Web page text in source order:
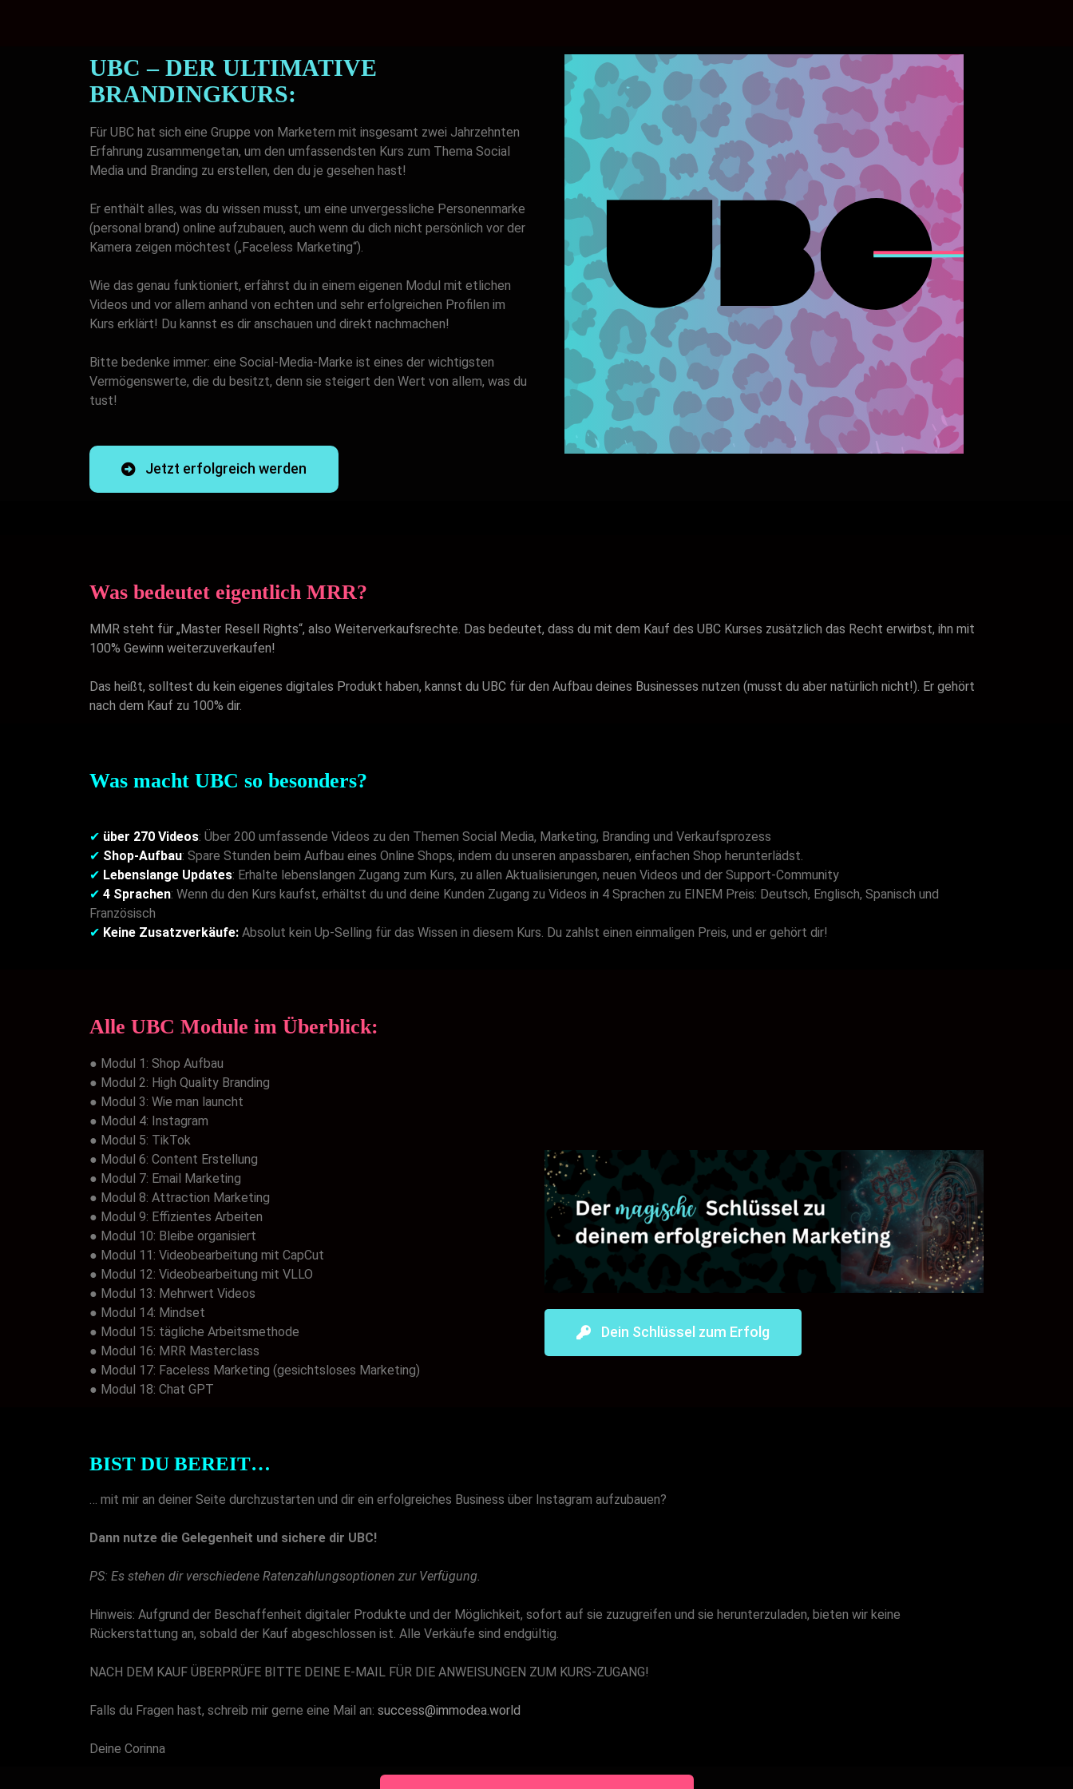
UBC – DER ULTIMATIVE
BRANDINGKURS:
Für UBC hat sich eine Gruppe von Marketern mit insgesamt zwei Jahrzehnten
Erfahrung zusammengetan, um den umfassendsten Kurs zum Thema Social
Media und Branding zu erstellen, den du je gesehen hast!
Er enthält alles, was du wissen musst, um eine unvergessliche Personenmarke
(personal brand) online aufzubauen, auch wenn du dich nicht persönlich vor der
Kamera zeigen möchtest („Faceless Marketing“).
Wie das genau funktioniert, erfährst du in einem eigenen Modul mit etlichen
Videos und vor allem anhand von echten und sehr erfolgreichen Profilen im
Kurs erklärt! Du kannst es dir anschauen und direkt nachmachen!
Bitte bedenke immer: eine Social-Media-Marke ist eines der wichtigsten
Vermögenswerte, die du besitzt, denn sie steigert den Wert von allem, was du
tust!
Jetzt erfolgreich werden
Was bedeutet eigentlich MRR?
MMR steht für „Master Resell Rights“, also Weiterverkaufsrechte. Das bedeutet, dass du mit dem Kauf des UBC Kurses zusätzlich das Recht erwirbst, ihn mit
100% Gewinn weiterzuverkaufen!
Das heißt, solltest du kein eigenes digitales Produkt haben, kannst du UBC für den Aufbau deines Businesses nutzen (musst du aber natürlich nicht!). Er gehört
nach dem Kauf zu 100% dir.
Was macht UBC so besonders?
✔ über 270 Videos: Über 200 umfassende Videos zu den Themen Social Media, Marketing, Branding und Verkaufsprozess
✔ Shop-Aufbau: Spare Stunden beim Aufbau eines Online Shops, indem du unseren anpassbaren, einfachen Shop herunterlädst.
✔ Lebenslange Updates: Erhalte lebenslangen Zugang zum Kurs, zu allen Aktualisierungen, neuen Videos und der Support-Community
✔ 4 Sprachen: Wenn du den Kurs kaufst, erhältst du und deine Kunden Zugang zu Videos in 4 Sprachen zu EINEM Preis: Deutsch, Englisch, Spanisch und
Französisch
✔ Keine Zusatzverkäufe: Absolut kein Up-Selling für das Wissen in diesem Kurs. Du zahlst einen einmaligen Preis, und er gehört dir!
Alle UBC Module im Überblick:
● Modul 1: Shop Aufbau
● Modul 2: High Quality Branding
● Modul 3: Wie man launcht
● Modul 4: Instagram
● Modul 5: TikTok
● Modul 6: Content Erstellung
● Modul 7: Email Marketing
● Modul 8: Attraction Marketing
● Modul 9: Effizientes Arbeiten
● Modul 10: Bleibe organisiert
● Modul 11: Videobearbeitung mit CapCut
● Modul 12: Videobearbeitung mit VLLO
● Modul 13: Mehrwert Videos
● Modul 14: Mindset
● Modul 15: tägliche Arbeitsmethode
● Modul 16: MRR Masterclass
● Modul 17: Faceless Marketing (gesichtsloses Marketing)
● Modul 18: Chat GPT
Dein Schlüssel zum Erfolg
BIST DU BEREIT…
… mit mir an deiner Seite durchzustarten und dir ein erfolgreiches Business über Instagram aufzubauen?
Dann nutze die Gelegenheit und sichere dir UBC!
PS: Es stehen dir verschiedene Ratenzahlungsoptionen zur Verfügung.
Hinweis: Aufgrund der Beschaffenheit digitaler Produkte und der Möglichkeit, sofort auf sie zuzugreifen und sie herunterzuladen, bieten wir keine
Rückerstattung an, sobald der Kauf abgeschlossen ist. Alle Verkäufe sind endgültig.
NACH DEM KAUF ÜBERPRÜFE BITTE DEINE E-MAIL FÜR DIE ANWEISUNGEN ZUM KURS-ZUGANG!
Falls du Fragen hast, schreib mir gerne eine Mail an: success@immodea.world
Deine Corinna